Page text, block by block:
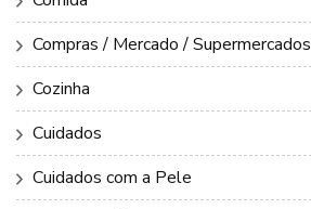
Compras / Mercado / Supermercados
Cozinha
Cuidados
Cuidados com a Pele